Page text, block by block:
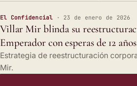
El Confidencial · 23 de enero de 2026
Villar Mir blinda su
Emperador con esperas de 12 años
Estrategia de reestructuración
Mir.